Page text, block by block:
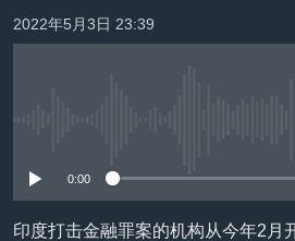
转
到
检
索
最新国际新闻
非洲
美洲
分类新闻
军事
劳工
国会报道
美中关系
VOA今日焦点
中文广播
2022年5月3日 23:39
0:00
印度打击金融罪案的机构从今年2月